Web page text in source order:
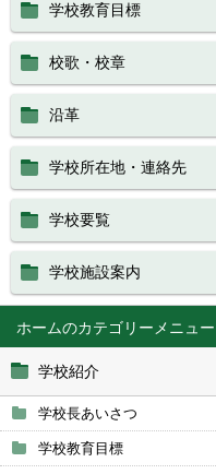
ホーム
学校紹介
学校長あいさつ
学校教育目標
学校教育目標
校歌・校章
沿革
学校所在地・連絡先
学校要覧
学校施設案内